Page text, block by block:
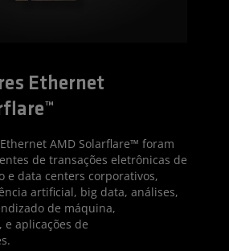
Ethernet
AMD Solarflare™ foram
de transações eletrônicas de
e data centers corporativos,
artificial, big data, análises,
de máquina,
aplicações de